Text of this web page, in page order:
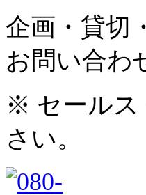
企画・貸切
お問い合わ
※ セールス
さい。